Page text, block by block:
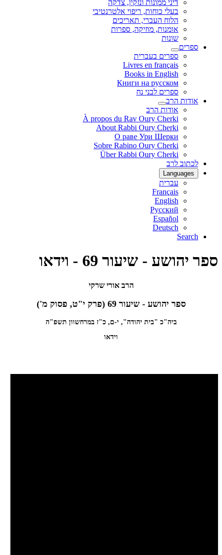
דיני ממונות ונזקין, צדקה
בעלי כוחות, ריפוי אלטרנטיבי
הלוח העברי, תאריכים
אומנות, מוזיקה, ספרות
שונות
ספרים
ספרים בעברית
Livres en français
Books in English
Книги на русском
ספרים לבני נח
אודות הרב
אודות הרב
À propos du Rav Oury Cherki
About Rabbi Oury Cherki
О раве Ури Шерки
Sobre Rabino Oury Cherki
Über Rabbi Oury Cherki
לכתוב לרב
Languages
עברית
Français
English
Русский
Español
Deutsch
Search
ספר יהושע - שיעור 69 - וידאו
הרב אורי שרקי
ספר יהושע - שיעור 69 (פרק י"ט, פסוק מ')
ביה"כ "בית יהודה", י-ם, כ"ז במרחשוון תשפ"ה
וידאו